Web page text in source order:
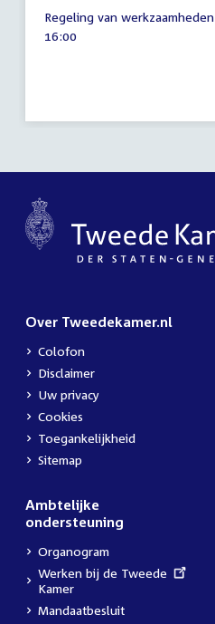
oktober
2015
Regeling van werkzaamheden
Tijd
16:00
Over Tweedekamer.nl
Colofon
Disclaimer
Uw privacy
Cookies
Toegankelijkheid
Sitemap
Ambtelijke
ondersteuning
Organogram
External
link:
Werken bij de Tweede
Kamer
Mandaatbesluit